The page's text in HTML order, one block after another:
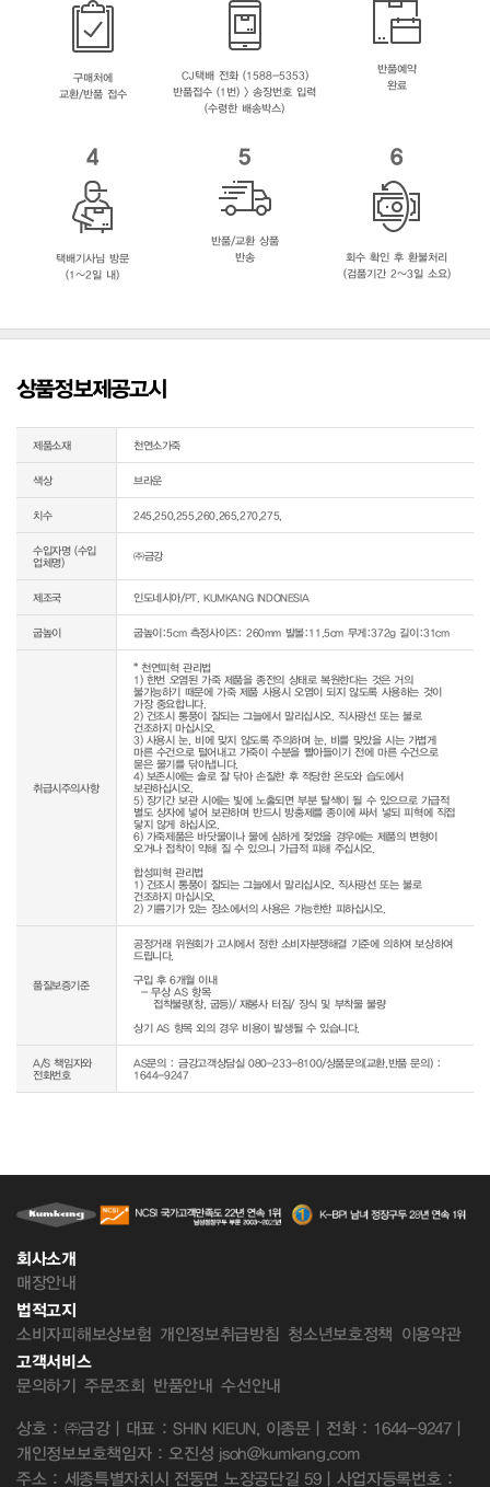
구매처에
교환/반품 접수
CJ택배 전화 (1588-5353)
반품접수 (1번) > 송장번호 입력
(수령한 배송박스)
반품예약
완료
4
택배기사님 방문
(1~2일 내)
5
반품/교환 상품
반송
6
회수 확인 후 환불처리
(검품기간 2~3일 소요)
상품정보제공고시
제품소재 천연소가죽
색상 브라운
치수 245,250,255,260,265,270,275,
수입자명 (수입
업체명)
㈜금강
제조국 인도네시아/PT. KUMKANG INDONESIA
굽높이 굽높이:5cm 측정사이즈: 260mm 발볼:11.5cm 무게:372g 길이:31cm
취급시주의사항
* 천연피혁 관리법
1) 한번 오염된 가죽 제품을 종전의 상태로 복원한다는 것은 거의
불가능하기 때문에 가죽 제품 사용시 오염이 되지 않도록 사용하는 것이
가장 중요합니다.
2) 건조시 통풍이 잘되는 그늘에서 말리십시오. 직사광선 또는 불로
건조하지 마십시오.
3) 사용시 눈, 비에 맞지 않도록 주의하며 눈, 비를 맞았을 시는 가볍게
마른 수건으로 털어내고 가죽이 수분을 빨아들이기 전에 마른 수건으로
묻은 물기를 닦아냅니다.
4) 보존시에는 솔로 잘 닦아 손질한 후 적당한 온도와 습도에서
보관하십시오.
5) 장기간 보관 시에는 빛에 노출되면 부분 탈색이 될 수 있으므로 가급적
별도 상자에 넣어 보관하며 반드시 방충제를 종이에 싸서 넣되 피혁에 직접
닿지 않게 하십시오.
6) 가죽제품은 바닷물이나 물에 심하게 젖었을 경우에는 제품의 변형이
오거나 접착이 약해 질 수 있으니 가급적 피해 주십시오.
합성피혁 관리법
1) 건조시 통풍이 잘되는 그늘에서 말리십시오. 직사광선 또는 불로
건조하지 마십시오.
2) 기름기가 있는 장소에서의 사용은 가능한한 피하십시오.
품질보증기준
공정거래 위원회가 고시에서 정한 소비자분쟁해결 기준에 의하여 보상하여
드립니다.
구입 후 6개월 이내
  - 무상 AS 항목
상기 AS 항목 외의 경우 비용이 발생될 수 있습니다.
A/S 책임자와
전화번호
AS문의 : 금강고객상담실 080-233-8100/상품문의(교환,반품 문의) :
1644-9247
회사소개
매장안내
법적고지
소비자피해보상보험 개인정보취급방침 청소년보호정책 이용약관
고객서비스
문의하기 주문조회 반품안내 수선안내
상호 : ㈜금강 | 대표 : SHIN KIEUN, 이종문 | 전화 : 1644-9247 |
개인정보보호책임자 : 오진성 jsoh@kumkang.com
주소 : 세종특별자치시 전동면 노장공단길 59 | 사업자등록번호 :